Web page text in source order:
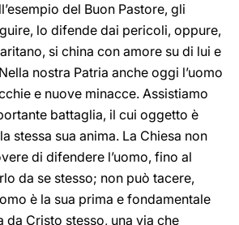
del Buon Pastore, gli
lo difende dai pericoli, oppure,
si china con amore su di lui e
nostra Patria anche oggi l’uomo
e nuove minacce. Assistiamo
battaglia, il cui oggetto è
stessa sua anima. La Chiesa non
di difendere l’uomo, fino al
da se stesso; non può tacere,
è la sua prima e fondamentale
da Cristo stesso, una via che